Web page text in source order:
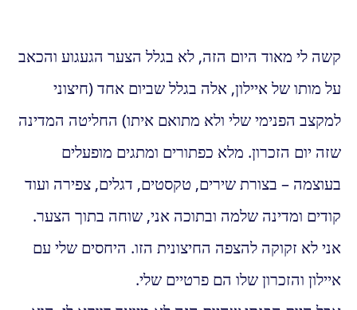
קשה לי מאוד היום הזה, לא בגלל הצער הגעגוע והכאב
על מותו של איילון, אלה בגלל שביום אחד (חיצוני
למקצב הפנימי שלי ולא מתואם איתו) החליטה המדינה
שזה יום הזכרון. מלא כפתורים ומתגים מופעלים
בעוצמה – בצורת שירים, טקסטים, דגלים, צפירה ועוד
קודים ומדינה שלמה ובתוכה אני, שוחה בתוך הצער.
אני לא זקוקה להצפה החיצונית הזו. היחסים שלי עם
איילון והזכרון שלו הם פרטיים שלי.